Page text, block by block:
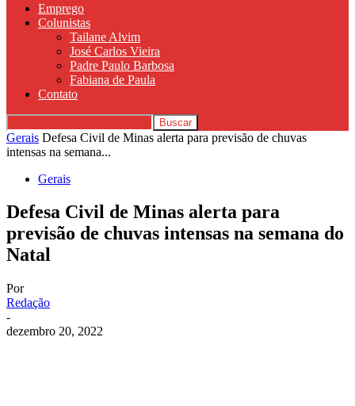
Emprego
Colunistas
Tailane Alvim
José Carlos Vieira
Padre Paulo Barbosa
Fabiana de Paula
Contato
Gerais Defesa Civil de Minas alerta para previsão de chuvas
intensas na semana...
Gerais
Defesa Civil de Minas alerta para
previsão de chuvas intensas na semana do
Natal
Por
Redação
-
dezembro 20, 2022